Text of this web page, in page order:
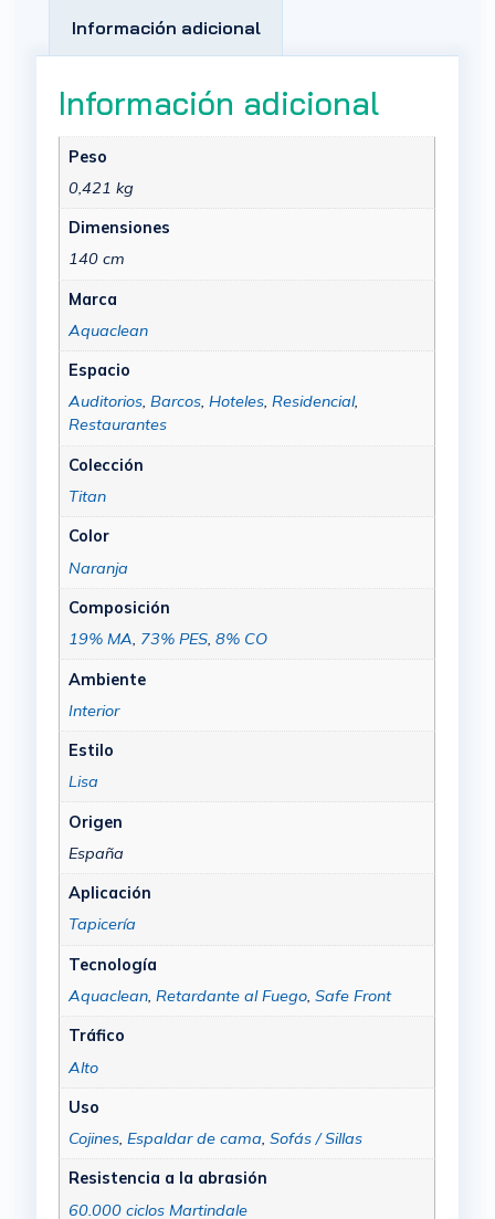
Información adicional
Información adicional
Peso
0,421 kg
Dimensiones
140 cm
Marca
Aquaclean
Espacio
Auditorios, Barcos, Hoteles, Residencial,
Restaurantes
Colección
Titan
Color
Naranja
Composición
19% MA, 73% PES, 8% CO
Ambiente
Interior
Estilo
Lisa
Origen
España
Aplicación
Tapicería
Tecnología
Aquaclean, Retardante al Fuego, Safe Front
Tráfico
Alto
Uso
Cojines, Espaldar de cama, Sofás / Sillas
Resistencia a la abrasión
60.000 ciclos Martindale